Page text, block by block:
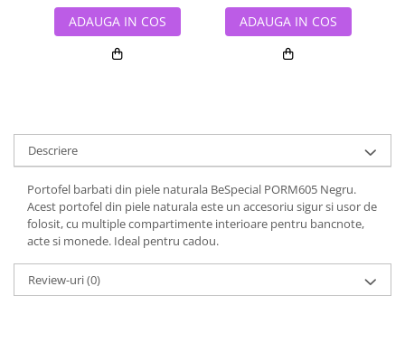
ADAUGA IN COS ADAUGA IN COS
Descriere
Portofel barbati din piele naturala BeSpecial PORM605 Negru.
Acest portofel din piele naturala este un accesoriu sigur si usor de
folosit, cu multiple compartimente interioare pentru bancnote,
acte si monede. Ideal pentru cadou.
Review-uri(0)